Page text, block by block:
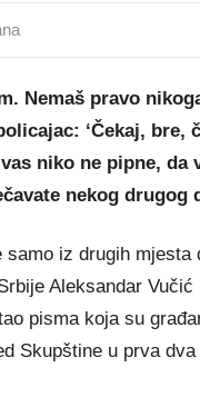
Nemaš pravo
‘Čekaj, bre,
niko ne pipne, da
nekog drugog
iz drugih mjesta
Aleksandar
pisma koja su
Skupštine u prva dva